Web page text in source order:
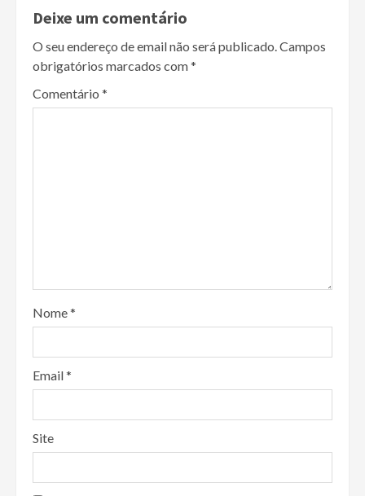
Deixe um comentário
O seu endereço de email não será publicado.Campos
obrigatórios marcados com*
Comentário *
Nome*
Email*
Site